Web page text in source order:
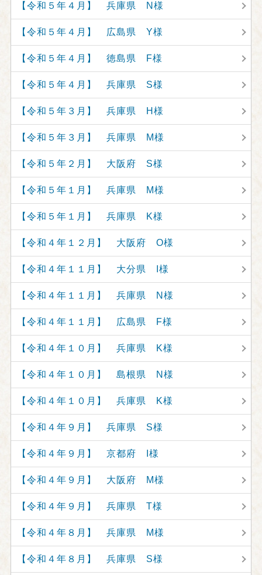
【令和５年４月】 兵庫県 N様
【令和５年４月】 広島県 Y様
【令和５年４月】 徳島県 F様
【令和５年４月】 兵庫県 S様
【令和５年３月】 兵庫県 H様
【令和５年３月】 兵庫県 M様
【令和５年２月】 大阪府 S様
【令和５年１月】 兵庫県 M様
【令和５年１月】 兵庫県 K様
【令和４年１２月】 大阪府 O様
【令和４年１１月】 大分県 I様
【令和４年１１月】 兵庫県 N様
【令和４年１１月】 広島県 F様
【令和４年１０月】 兵庫県 K様
【令和４年１０月】 島根県 N様
【令和４年１０月】 兵庫県 K様
【令和４年９月】 兵庫県 S様
【令和４年９月】 京都府 I様
【令和４年９月】 大阪府 M様
【令和４年９月】 兵庫県 T様
【令和４年８月】 兵庫県 M様
【令和４年８月】 兵庫県 S様